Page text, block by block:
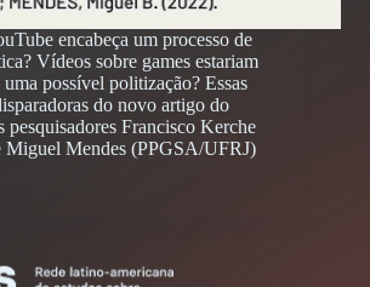
encabeça um processo de
Vídeos sobre games estariam
possível politização? Essas
do novo artigo do
Francisco Kerche
Mendes (PPGSA/UFRJ)